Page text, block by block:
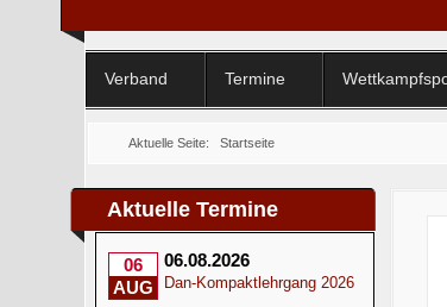
Verband Termine
Aktuelle Seite:Startseite
Aktuelle Termine
06
AUG
06.08.2026
Dan-Kompaktlehrgang 2026